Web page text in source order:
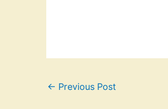
← Previous Post